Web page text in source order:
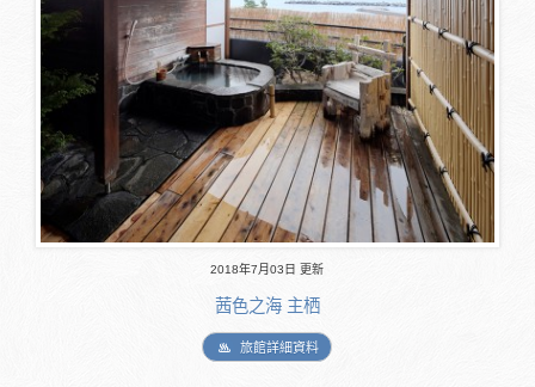
2018年7月03日 更新
茜色之海 主栖
旅館詳細資料